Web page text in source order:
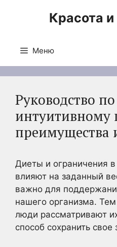
Красота
Меню
Руководство по
интуитивному
Диеты и ограничения
влияют на заданный
важно для
нашего организма.
люди рассматривают
способ сохранить свое